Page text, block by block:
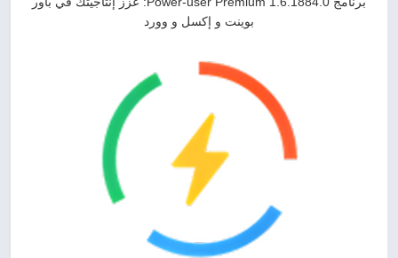
بوينت و إكسل و وورد